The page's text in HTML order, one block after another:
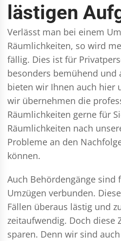
lästigen
Verlässt man bei einem
Räumlichkeiten, so wird
fällig. Dies ist für
besonders bemühend und
bieten wir Ihnen auch hier
wir übernehmen die
Räumlichkeiten gerne für
Räumlichkeiten nach
Probleme an den
können.
Auch Behördengänge
Umzügen verbunden.
Fällen überaus lästig und
zeitaufwendig. Doch diese
sparen. Denn wir sind